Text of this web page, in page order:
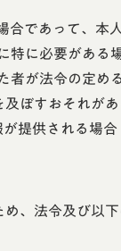
であって、本
に必要があ
が法令の定
ぼすおそれが
提供される場合
、法令及び以